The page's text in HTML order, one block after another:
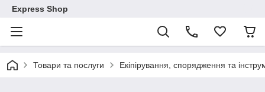
Express Shop
Товари та послуги Екіпірування, спорядження та